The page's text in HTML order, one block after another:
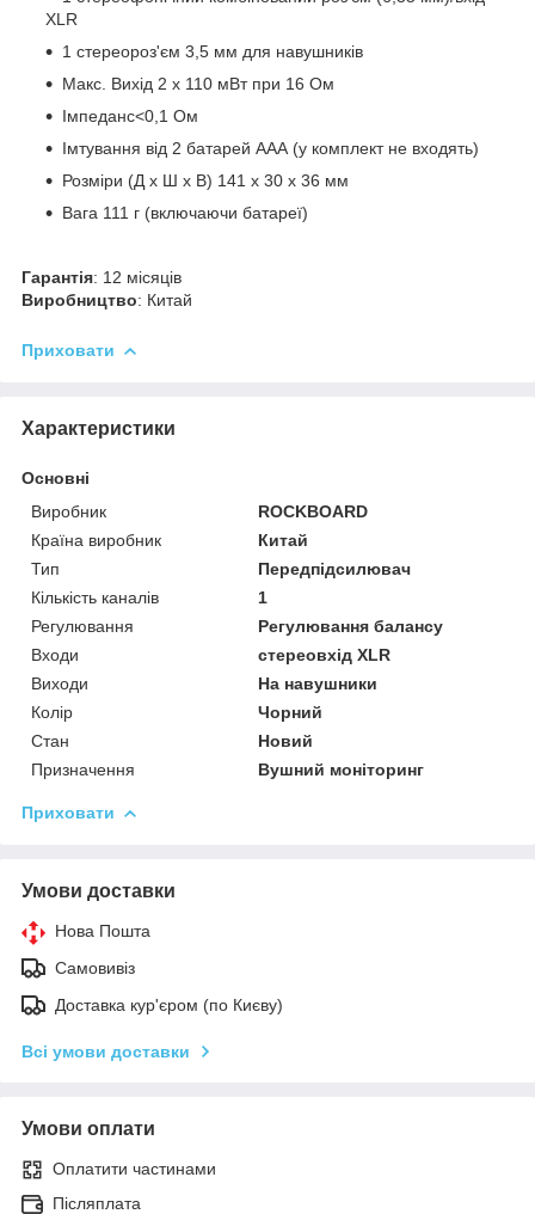
XLR
1 стереороз'єм 3,5 мм для навушників
Макс. Вихід 2 x 110 мВт при 16 Ом
Імпеданс<0,1 Ом
Імтування від 2 батарей ААА (у комплект не входять)
Розміри (Д x Ш x В) 141 x 30 x 36 мм
Вага 111 г (включаючи батареї)
Гарантія: 12 місяців
Виробництво: Китай
Приховати
Характеристики
Основні
Виробник
ROCKBOARD
Країна виробник
Китай
Тип
Передпідсилювач
Кількість каналів
1
Регулювання
Регулювання балансу
Входи
стереовхід XLR
Виходи
На навушники
Колір
Чорний
Стан
Новий
Призначення
Вушний моніторинг
Приховати
Умови доставки
Нова Пошта
Самовивіз
Доставка кур'єром (по Києву)
Всі умови доставки
Умови оплати
Оплатити частинами
Післяплата